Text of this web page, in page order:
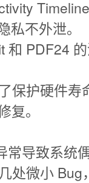
不外泄。
和 PDF24
保护硬件
。
常导致系统
处微小